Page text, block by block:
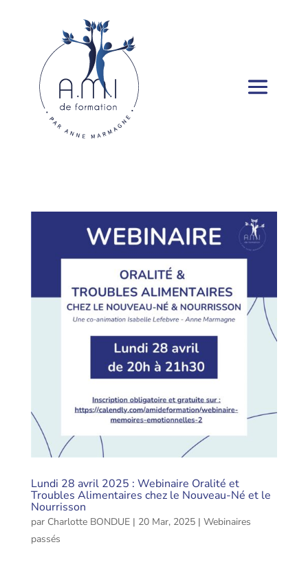
Lundi 28 avril 2025 : Webinaire Oralité et
Troubles Alimentaires chez le Nouveau-Né et le
Nourrisson
par Charlotte BONDUE| 20 Mar, 2025| Webinaires
passés